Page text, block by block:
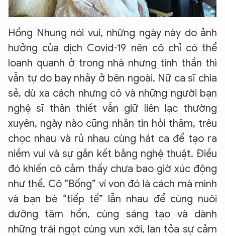
Hồng Nhung nói vui, những ngày này do ảnh
hưởng của dịch Covid-19 nên cô chỉ có thể
loanh quanh ở trong nhà nhưng tinh thần thì
vẫn tự do bay nhảy ở bên ngoài. Nữ ca sĩ chia
sẻ, dù xa cách nhưng cô và những người bạn
nghệ sĩ thân thiết vẫn giữ liên lạc thường
xuyên, ngày nào cũng nhắn tin hỏi thăm, trêu
chọc nhau và rủ nhau cùng hát ca để tạo ra
niềm vui và sự gắn kết bằng nghệ thuật. Điều
đó khiến cô cảm thấy chưa bao giờ xúc động
như thế. Cô “Bống” ví von đó là cách mà mình
và bạn bè “tiếp tế” lẫn nhau để cùng nuôi
dưỡng tâm hồn, cùng sáng tạo và dành
những trái ngọt cùng vun xới, lan tỏa sự cảm